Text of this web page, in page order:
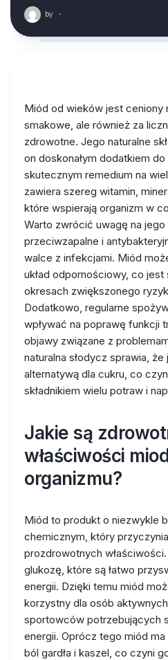
by ·
Miód od wieków jest ceniony
smakowe, ale również za
zdrowotne. Jego naturalne
on doskonałym dodatkiem
skutecznym remedium na
zawiera szereg witamin,
które wspierają organizm w
Warto zwrócić uwagę na jego
przeciwzapalne i
walce z infekcjami. Miód
układ odpornościowy, co
okresach zwiększonego
Dodatkowo, regularne
wpływać na poprawę funkcji
objawy związane z
naturalna słodycz sprawia,
alternatywą dla cukru, co
składnikiem wielu potraw i
Jakie są
właściwości
organizmu?
Miód to produkt o niezwykle
chemicznym, który
prozdrowotnych
glukozę, które są łatwo
energii. Dzięki temu miód
korzystny dla osób
sportowców potrzebujących
energii. Oprócz tego miód ma
ból gardła i kaszel, co czyni